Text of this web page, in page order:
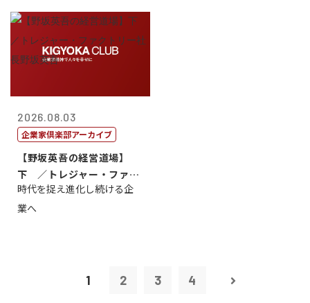
2026.08.03
企業家倶楽部アーカイブ
【野坂英吾の経営道場】
下 ／トレジャー・ファク
トリー社長野坂...
時代を捉え進化し続ける企
業へ
1 2 3 4